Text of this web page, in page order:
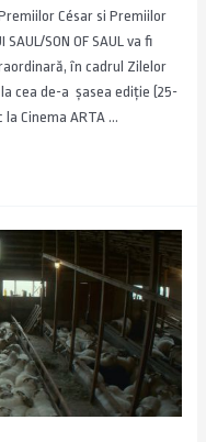
César si Premiilor
SON OF SAUL va fi
în cadrul Zilelor
cea de-a șasea ediție (25-
la Cinema ARTA …